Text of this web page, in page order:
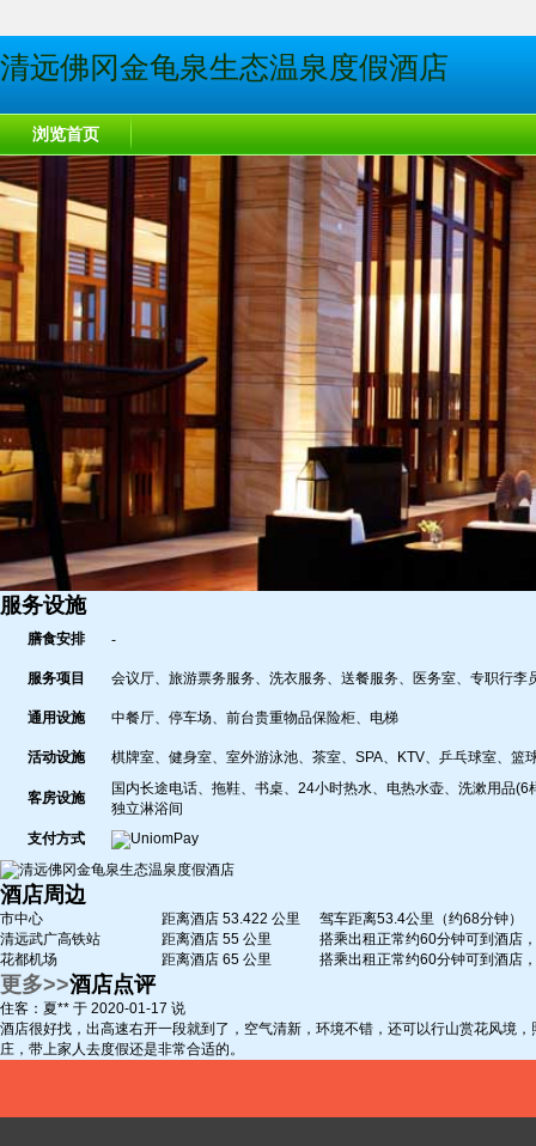
清远佛冈金龟泉生态温泉度假酒店
浏览首页
服务设施
膳食安排 -
服务项目 会议厅、旅游票务服务、洗衣服务、送餐服务、医务室、专职行李
通用设施 中餐厅、停车场、前台贵重物品保险柜、电梯
活动设施 棋牌室、健身室、室外游泳池、茶室、SPA、KTV、乒乓球室、篮
客房设施
国内长途电话、拖鞋、书桌、24小时热水、电热水壶、洗漱用品
独立淋浴间
支付方式
酒店周边
市中心 距离酒店 53.422 公里
驾车距离53.4公里（约68分钟）
清远武广高铁站
距离酒店 55 公里
搭乘出租正常约60分钟可到酒店
花都机场
距离酒店 65 公里 搭乘出租正常约60分钟可到酒店
更多>>酒店点评
住客：夏** 于 2020-01-17 说
酒店很好找，出高速右开一段就到了，空气清新，环境不错，还可以行山赏花风境
庄，带上家人去度假还是非常合适的。